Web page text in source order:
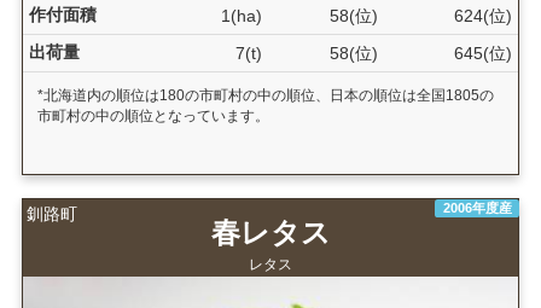
作付面積
1(ha) 58(位)
624(位)
出荷量
7(t) 58(位) 645(位)
*北海道内の順位は180の市町村の中の順位、日本の順位は全国1805の
市町村の中の順位となっています。
釧路町 2006年度産
春レタス
レタス